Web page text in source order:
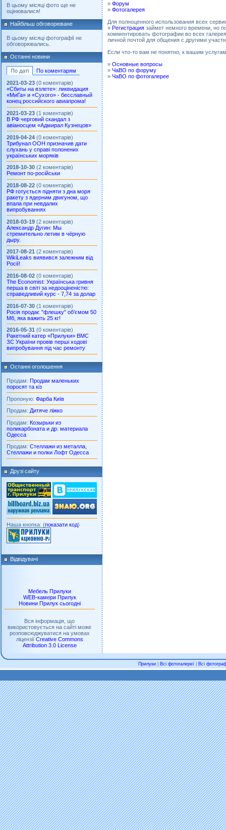
В цьому місяці фото ще не
оцінювалися!
Найбільш обговорюване
В цьому місяці фотографії не
обговорювались.
Останні новини
По даті
По коментарям
2021-03-23 (0 коментарів)
«Сбиты на взлете»: ликвидация
«МиГа» и «Сухого» - бесславный
конец российского авиапрома!
2021-03-23 (1 коментарів)
В РФ черговий скандал з
авіаносцем «Адмирал Кузнецов»
2019-04-24 (0 коментарів)
Трибунал ООН призначив дати
слухань у справі полонених
українських моряків
2018-10-30 (2 коментарів)
Ремонт по-російськи
2018-08-22 (0 коментарів)
РФ готується підняти з дна моря
ракету з ядерним двигуном, що
впала при невдалих
випробуваннях
2018-03-19 (2 коментарів)
Александр Дугин: Мы
стремительно летим в чёрную
дыру.
2017-08-21 (2 коментарів)
WikiLeaks виявився залежним від
Росії!
2016-08-02 (0 коментарів)
The Economist: Українська гривня
перша в світі за недооціненістю:
справедливий курс - 7,74 за долар
2016-07-30 (1 коментарів)
Росія продає "флешку" об’ємом 50
Мб, яка важить 25 кг!
2016-05-31 (0 коментарів)
Ракетний катер «Прилуки» ВМС
ЗС України провів перші ходові
випробування під час ремонту
Останні оголошення
Продам: Продам маленьких
поросят та кіз
Пропоную: Фарба Київ
Продам: Дитяче ліжко
Продам: Козырьки из
поликарбоната и др. материала
Одесса
Продам: Стеллажи из металла,
Стеллажи и полки Лофт Одесса
Друзі сайту
Наша кнопка: (показати код)
Відвідувачі
Мебель Прилуки
WEB-камери Прилук
Новини Прилук сьогодні
Вся інформація, що
використовується на сайті може
розповсюджуватися на умовах
ліцензії Creative Commons
Attribution 3.0 License
» Форум
» Фотогалерея
Для полноценного использования всех
» Регистрация займет немного времени, но
комментировать фотографии во всех
личной почтой для общения с другими
Если что-то вам не понятно, к вашим
» Основные вопросы
» ЧаВО по форуму
» ЧаВО по фотогалерее
Прилуки| Всі фотогалереї| Всі